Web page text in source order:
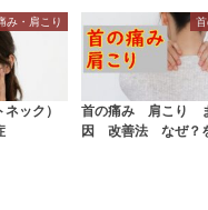
み・肩こり
ック）
首の痛み 肩こり
因 改善法 なぜ？を